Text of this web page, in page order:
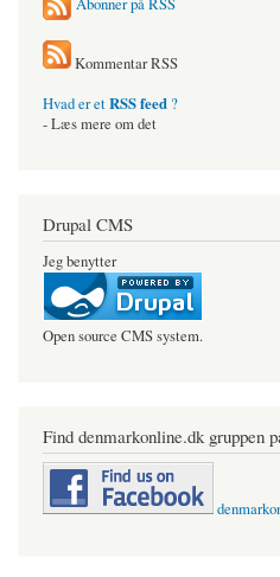
Kommentar RSS
Hvad er etRSS feed ?
- Læs mere om det
Drupal CMS
Jeg benytter
Open source CMS system.
Find denmarkonline.dk gruppen